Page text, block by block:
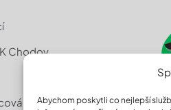
Abychom poskytli co nejlepší
Chodov
osobních údajů